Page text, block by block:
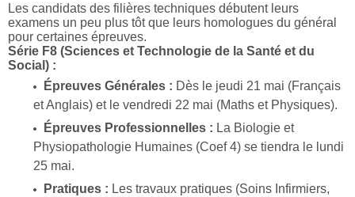
Les candidats des filières techniques débutent leurs
examens un peu plus tôt que leurs homologues du général
pour certaines épreuves.
Série F8 (Sciences et Technologie de la Santé et du
Social) :
Épreuves Générales : Dès le jeudi 21 mai (Français
et Anglais) et le vendredi 22 mai (Maths et Physiques).
Épreuves Professionnelles : La Biologie et
Physiopathologie Humaines (Coef 4) se tiendra le lundi
25 mai.
Pratiques : Les travaux pratiques (Soins Infirmiers,